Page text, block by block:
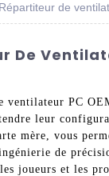
Répartiteur de
De
ventilateur PC
leur
mère, vous
de
joueurs et les